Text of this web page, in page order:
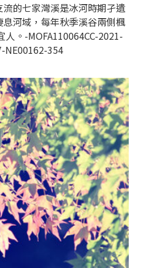
的七家灣溪是冰河時期孑遺
河域，每年秋季溪谷兩側楓
人。-MOFA110064CC-2021-
NE00162-354